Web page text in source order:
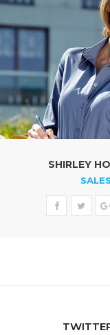
SHIRLEY
SALES